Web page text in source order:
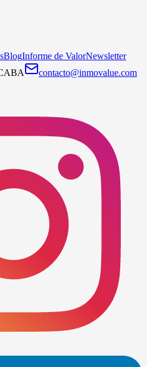
BlogInforme de ValorNewsletter
contacto@inmovalue.com